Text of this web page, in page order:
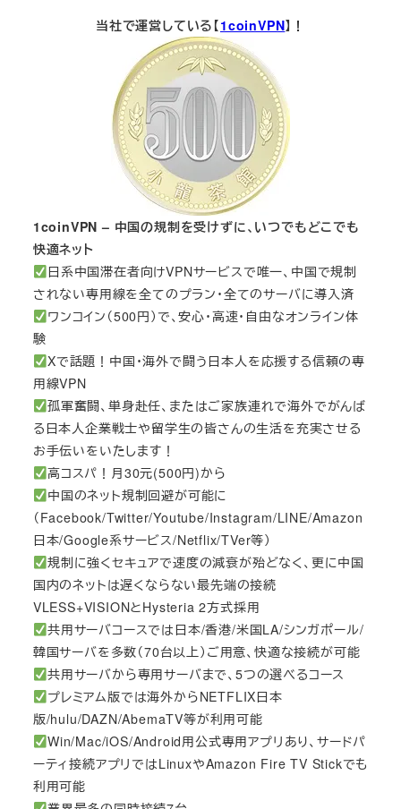
当社で運営している【1coinVPN】！
1coinVPN – 中国の規制を受けずに、いつでもどこでも
快適ネット
日系中国滞在者向けVPNサービスで唯一、中国で規制
されない専用線を全てのプラン・全てのサーバに導入済
ワンコイン（500円）で、安心・高速・自由なオンライン体
験
Xで話題！中国・海外で闘う日本人を応援する信頼の専
用線VPN
孤軍奮闘、単身赴任、またはご家族連れで海外でがんば
る日本人企業戦士や留学生の皆さんの生活を充実させる
お手伝いをいたします！
高コスパ！月30元(500円)から
中国のネット規制回避が可能に
（Facebook/Twitter/Youtube/Instagram/LINE/Amazon
日本/Google系サービス/Netflix/TVer等）
規制に強くセキュアで速度の減衰が殆どなく、更に中国
国内のネットは遅くならない最先端の接続
VLESS+VISIONとHysteria 2方式採用
共用サーバコースでは日本/香港/米国LA/シンガポール/
韓国サーバを多数（70台以上）ご用意、快適な接続が可能
共用サーバから専用サーバまで、5つの選べるコース
プレミアム版では海外からNETFLIX日本
版/hulu/DAZN/AbemaTV等が利用可能
Win/Mac/iOS/Android用公式専用アプリあり、サードパ
ーティ接続アプリではLinuxやAmazon Fire TV Stickでも
利用可能